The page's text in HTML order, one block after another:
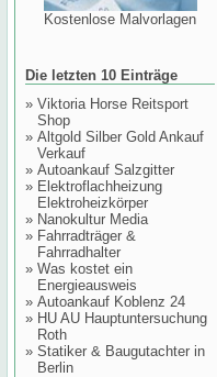
Kostenlose Malvorlagen
Die letzten 10 Einträge
» Viktoria Horse Reitsport
Shop
» Altgold Silber Gold Ankauf
Verkauf
» Autoankauf Salzgitter
» Elektroflachheizung
Elektroheizkörper
» Nanokultur Media
» Fahrradträger &
Fahrradhalter
» Was kostet ein
Energieausweis
» Autoankauf Koblenz 24
» HU AU Hauptuntersuchung
Roth
» Statiker & Baugutachter in
Berlin